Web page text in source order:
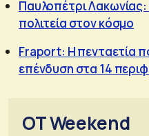
Παυλοπέτρι
πολιτεία στον κόσμο
Fraport: Η πενταετία
επένδυση στα 14
OT Weekend